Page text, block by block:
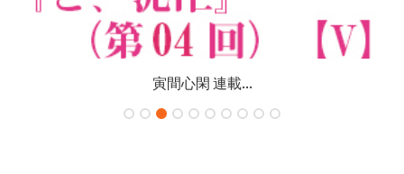
寅間心閑 連載...